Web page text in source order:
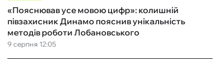
9 серпня 12:05
«Пояснював усе мовою цифр»: колишній
півзахисник Динамо пояснив унікальність
методів роботи Лобановського